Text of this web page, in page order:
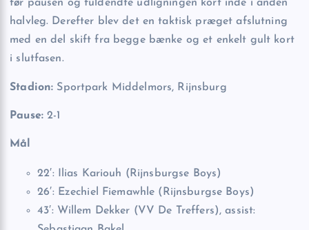
før pausen og fuldendte udligningen kort inde i anden
halvleg. Derefter blev det en taktisk præget afslutning
med en del skift fra begge bænke og et enkelt gult kort
i slutfasen.
Stadion: Sportpark Middelmors, Rijnsburg
Pause:2-1
Mål
22′: Ilias Kariouh (Rijnsburgse Boys)
26′: Ezechiel Fiemawhle (Rijnsburgse Boys)
43′: Willem Dekker (VV De Treffers), assist: